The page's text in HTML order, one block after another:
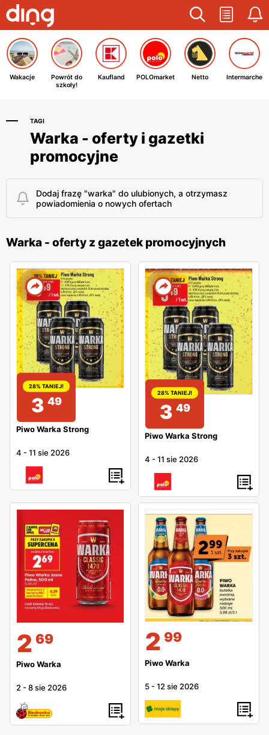
Wakacje
Powrót do
szkoły!
Kaufland POLOmarket Netto Intermarche
TAGI
Warka - oferty i gazetki
promocyjne
Dodaj frazę "warka" do ulubionych, a otrzymasz
powiadomienia o nowych ofertach
Warka - oferty z gazetek promocyjnych
28% TANIEJ!
3 49
Piwo Warka Strong
4 -11 sie 2026
28% TANIEJ!
3 49
Piwo Warka Strong
4 -11 sie 2026
2 69
Piwo Warka
2 -8 sie 2026
2 99
Piwo Warka
5 -12 sie 2026